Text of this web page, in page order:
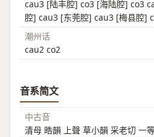
cau3 [陆丰腔] co3 [海陆腔] co3
腔] cau3 [东莞腔] cau3 [梅县腔]
潮州话
cau2 co2
音系简文
中古音
清母 晧韻 上聲 草小韻 采老切 一等